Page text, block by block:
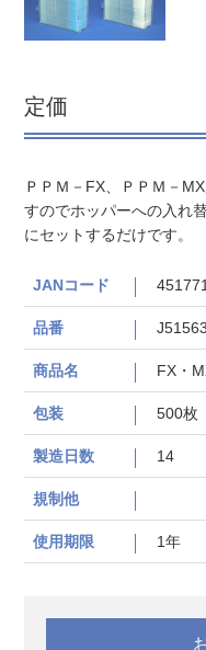
定価
ＰＰＭ－FX、ＰＰＭ－
すのでホッパーへの入れ
にセットするだけです。
JANコード
品番
商品名 FX・
包装 500枚
製造日数 14
規制他
使用期限 1年